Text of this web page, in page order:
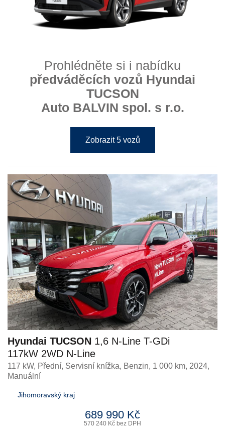
Prohlédněte si i nabídku
předváděcích vozů Hyundai
TUCSON
Auto BALVIN spol. s r.o.
Zobrazit 5 vozů
Hyundai TUCSON 1,6 N-Line T-GDi
117kW 2WD N-Line
117 kW, Přední, Servisní knížka, Benzin, 1 000 km, 2024,
Manuální
Jihomoravský kraj
689 990 Kč
570 240 Kč bez DPH